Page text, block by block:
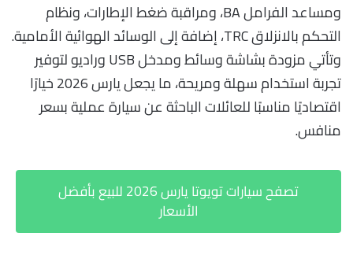
ومساعد الفرامل BA، ومراقبة ضغط الإطارات، ونظام
التحكم بالانزلاق TRC، إضافة إلى الوسائد الهوائية الأمامية.
وتأتي مزودة بشاشة وسائط ومدخل USB وراديو لتوفير
تجربة استخدام سهلة ومريحة، ما يجعل يارس 2026 خيارًا
اقتصاديًا مناسبًا للعائلات الباحثة عن سيارة عملية بسعر
منافس.
تصفح سيارات تويوتا يارس 2026 للبيع بأفضل
الأسعار